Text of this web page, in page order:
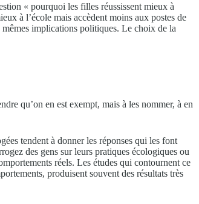
« pourquoi les filles réussissent mieux à
à l’école mais accèdent moins aux postes de
mêmes implications politiques. Le choix de la
qu’on en est exempt, mais à les nommer, à en
tendent à donner les réponses qui les font
des gens sur leurs pratiques écologiques ou
réels. Les études qui contournent ce
produisent souvent des résultats très